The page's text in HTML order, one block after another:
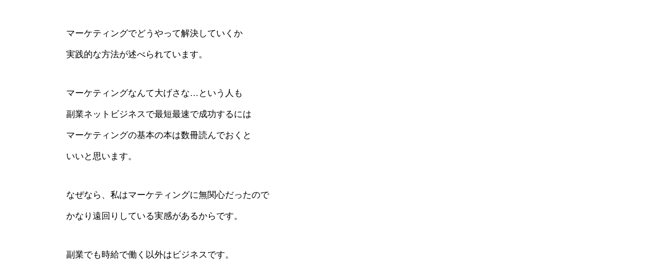
マーケティングでどうやって解決していくか
実践的な方法が述べられています。
マーケティングなんて大げさな…という人も
副業ネットビジネスで最短最速で成功するには
マーケティングの基本の本は数冊読んでおくと
いいと思います。
なぜなら、私はマーケティングに無関心だったので
かなり遠回りしている実感があるからです。
副業でも時給で働く以外はビジネスです。